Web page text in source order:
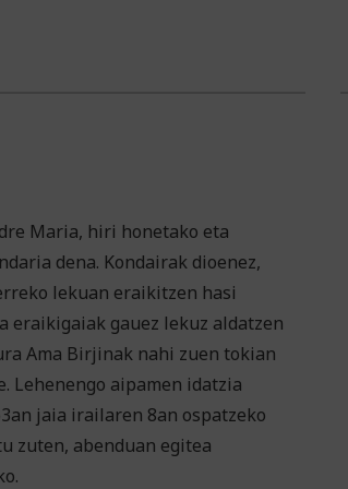
Maria, hiri honetako eta
dena. Kondairak dioenez,
lekuan eraikitzen hasi
eraikigaiak gauez lekuz aldatzen
Ama Birjinak nahi zuen tokian
Lehenengo aipamen idatzia
jaia irailaren 8an ospatzeko
zuten, abenduan egitea